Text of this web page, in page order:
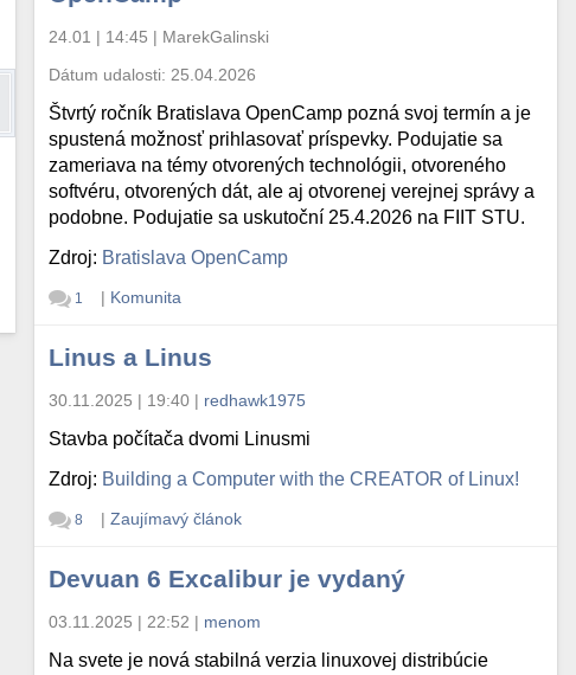
24.01 | 14:45 | MarekGalinski
Dátum udalosti: 25.04.2026
Štvrtý ročník Bratislava OpenCamp pozná svoj termín a je
spustená možnosť prihlasovať príspevky. Podujatie sa
zameriava na témy otvorených technológii, otvoreného
softvéru, otvorených dát, ale aj otvorenej verejnej správy a
podobne. Podujatie sa uskutoční 25.4.2026 na FIIT STU.
Zdroj: Bratislava OpenCamp
1 | Komunita
Linus a Linus
30.11.2025 | 19:40 | redhawk1975
Stavba počítača dvomi Linusmi
Zdroj: Building a Computer with the CREATOR of Linux!
8 | Zaujímavý článok
Devuan 6 Excalibur je vydaný
03.11.2025 | 22:52 | menom
Na svete je nová stabilná verzia linuxovej distribúcie